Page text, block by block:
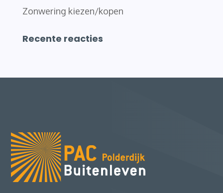
Zonwering kiezen/kopen
Recente reacties